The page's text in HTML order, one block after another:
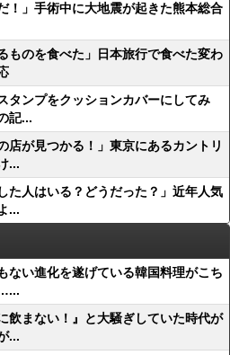
！」手術中に大地震が起きた熊本総合
ものを食べた」日本旅行で食べた変わ
タンプをクッションカバーにしてみ
記...
店が見つかる！」東京にあるカントリ
...
た人はいる？どうだった？」近年人気
...
ない進化を遂げている韓国料理がこち
飲まない！』と大騒ぎしていた時代が
...